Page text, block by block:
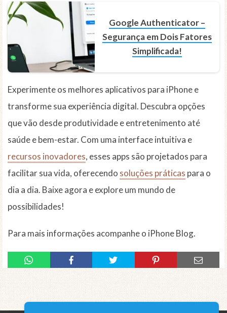
Google Authenticator –
Segurança em Dois Fatores
Simplificada!
Experimente os melhores aplicativos para iPhone e
transforme sua experiência digital. Descubra opções
que vão desde produtividade e entretenimento até
saúde e bem-estar. Com uma interface intuitiva e
recursos inovadores, esses apps são projetados para
facilitar sua vida, oferecendo soluções práticas para o
dia a dia. Baixe agora e explore um mundo de
possibilidades!
Para mais informações acompanhe o iPhone Blog.